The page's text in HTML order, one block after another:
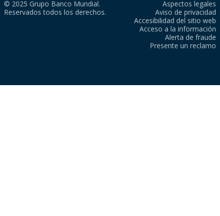
© 2025 Grupo Banco Mundial.
Reservados todos los derechos.
Aspectos legales
Aviso de privacidad
Accesibilidad del sitio web
Acceso a la información
Alerta de fraude
Presente un reclamo